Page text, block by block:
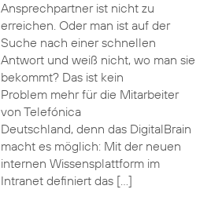
Ansprechpartner ist nicht zu
erreichen. Oder man ist auf der
Suche nach einer schnellen
Antwort und weiß nicht, wo man sie
bekommt? Das ist kein
Problem mehr für die Mitarbeiter
von Telefónica
Deutschland, denn das DigitalBrain
macht es möglich: Mit der neuen
internen Wissensplattform im
Intranet definiert das […]